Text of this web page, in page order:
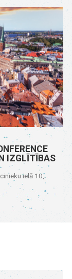
IZGLĪTĪBAS
ielā 10,